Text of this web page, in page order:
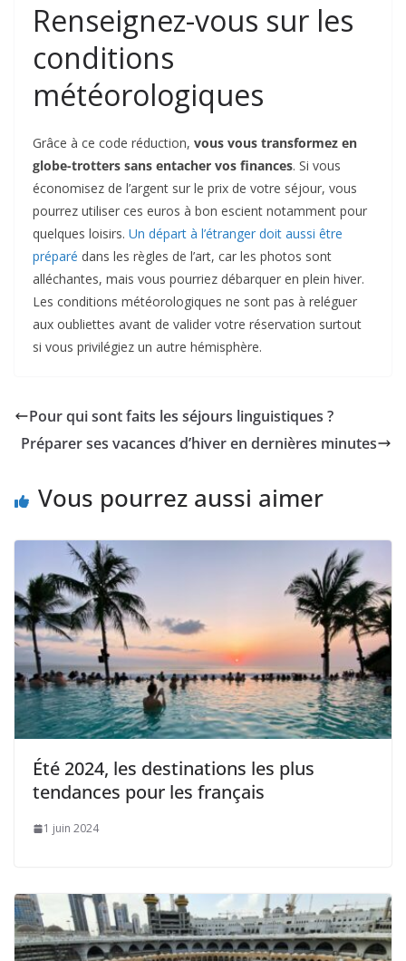
Renseignez-vous sur les
conditions
météorologiques
Grâce à ce code réduction, vous vous transformez en
globe-trotters sans entacher vos finances. Si vous
économisez de l’argent sur le prix de votre séjour, vous
pourrez utiliser ces euros à bon escient notamment pour
quelques loisirs. Un départ à l’étranger doit aussi être
préparé dans les règles de l’art, car les photos sont
alléchantes, mais vous pourriez débarquer en plein hiver.
Les conditions météorologiques ne sont pas à reléguer
aux oubliettes avant de valider votre réservation surtout
si vous privilégiez un autre hémisphère.
Pour qui sont faits les séjours linguistiques ?
Préparer ses vacances d’hiver en dernières minutes
Vous pourrez aussi aimer
Été 2024, les destinations les plus
tendances pour les français
1 juin 2024